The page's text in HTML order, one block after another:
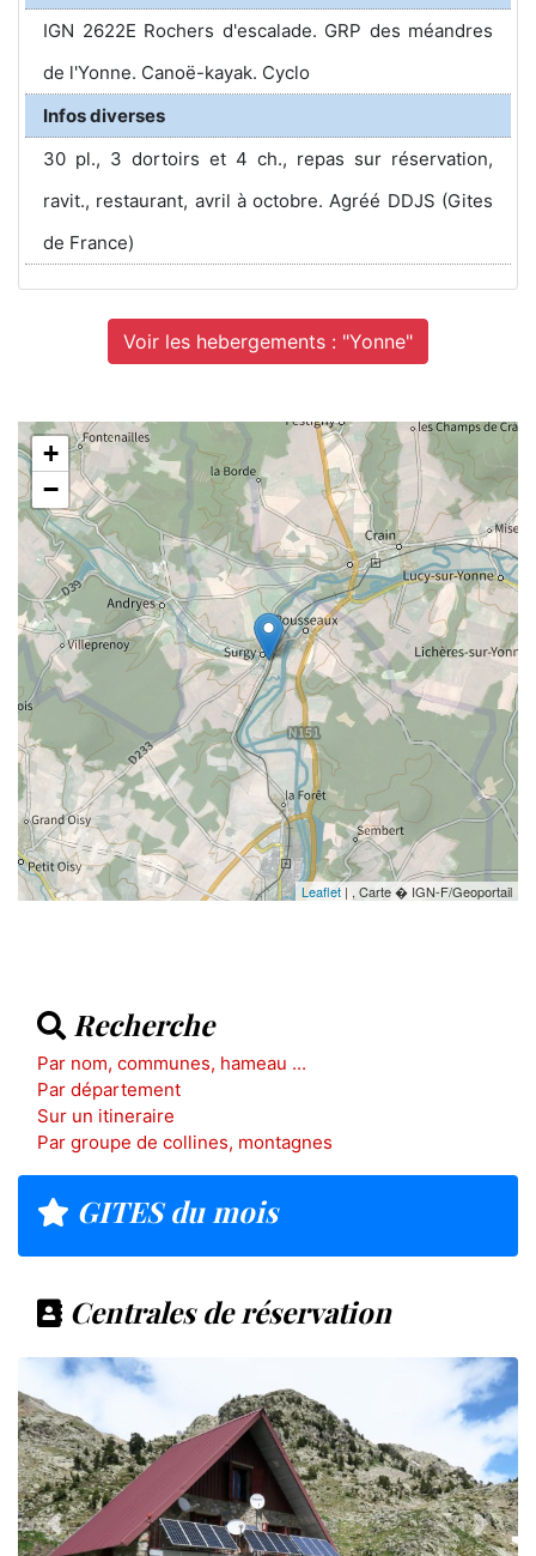
IGN 2622E Rochers d'escalade. GRP des méandres
de l'Yonne. Canoë-kayak. Cyclo
Infos diverses
30 pl., 3 dortoirs et 4 ch., repas sur réservation,
ravit., restaurant, avril à octobre. Agréé DDJS (Gites
de France)
Voir les hebergements : "Yonne"
+
−
Leaflet | , Carte � IGN-F/Geoportail
Recherche
Par nom, communes, hameau ...
Par département
Sur un itineraire
Par groupe de collines, montagnes
GITES du mois
Centrales de réservation